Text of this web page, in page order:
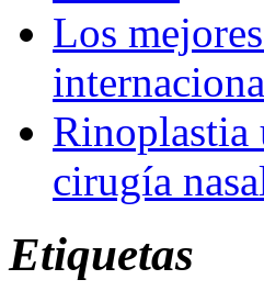
Los
Rinoplastia
cirugía
Etiquetas